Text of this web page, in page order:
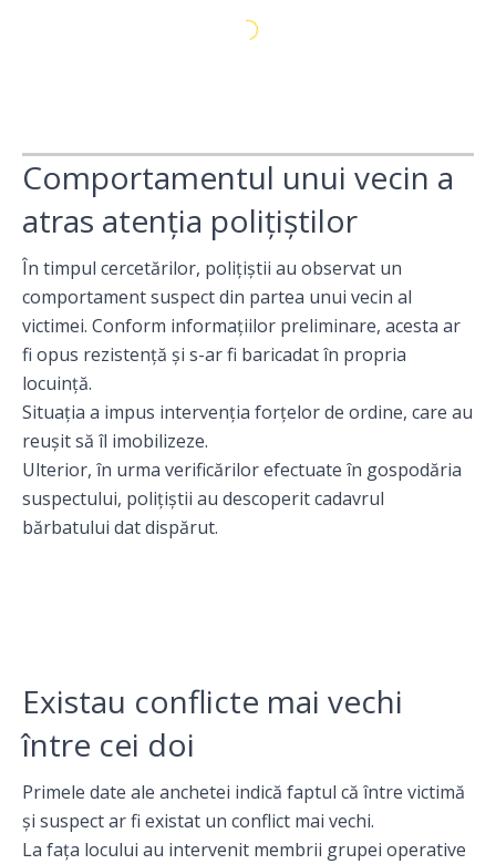
Comportamentul unui vecin a
atras atenția polițiștilor
În timpul cercetărilor, polițiștii au observat un
comportament suspect din partea unui vecin al
victimei. Conform informațiilor preliminare, acesta ar
fi opus rezistență și s-ar fi baricadat în propria
locuință.
Situația a impus intervenția forțelor de ordine, care au
reușit să îl imobilizeze.
Ulterior, în urma verificărilor efectuate în gospodăria
suspectului, polițiștii au descoperit cadavrul
bărbatului dat dispărut.
Existau conflicte mai vechi
între cei doi
Primele date ale anchetei indică faptul că între victimă
și suspect ar fi existat un conflict mai vechi.
La fața locului au intervenit membrii grupei operative